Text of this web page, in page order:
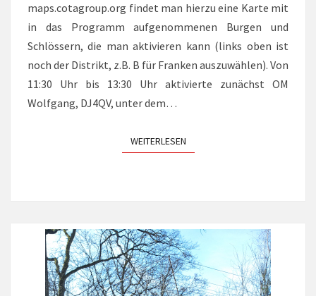
maps.cotagroup.org findet man hierzu eine Karte mit
in das Programm aufgenommenen Burgen und
Schlössern, die man aktivieren kann (links oben ist
noch der Distrikt, z.B. B für Franken auszuwählen). Von
11:30 Uhr bis 13:30 Uhr aktivierte zunächst OM
Wolfgang, DJ4QV, unter dem…
WEITERLESENWEITERLESEN